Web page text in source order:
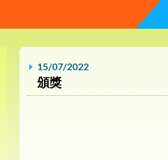
15/07/2022
頒獎